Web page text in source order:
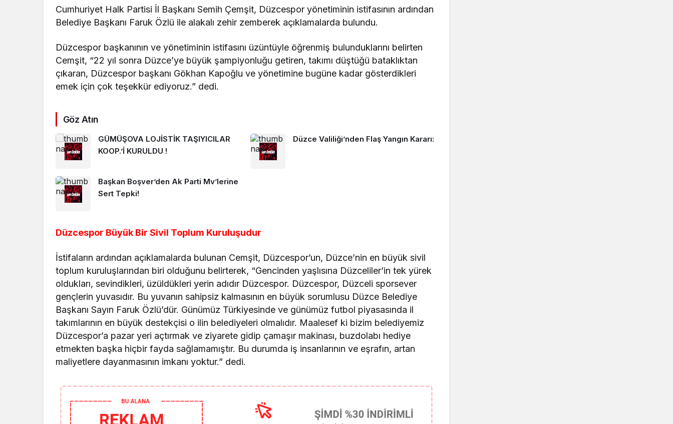
Cumhuriyet Halk Partisi İl Başkanı Semih Çemşit, Düzcespor yönetiminin istifasının ardından
Belediye Başkanı Faruk Özlü ile alakalı zehir zemberek açıklamalarda bulundu.
Düzcespor başkanının ve yönetiminin istifasını üzüntüyle öğrenmiş bulunduklarını belirten
Cemşit, “22 yıl sonra Düzce’ye büyük şampiyonluğu getiren, takımı düştüğü bataklıktan
çıkaran, Düzcespor başkanı Gökhan Kapoğlu ve yönetimine bugüne kadar gösterdikleri
emek için çok teşekkür ediyoruz.” dedi.
Göz Atın
GÜMÜŞOVA LOJİSTİK TAŞIYICILAR
KOOP.’İ KURULDU !
Düzce Valiliği’nden Flaş Yangın Kararı:
Başkan Boşver’den Ak Parti Mv’lerine
Sert Tepki!
Düzcespor Büyük Bir Sivil Toplum Kuruluşudur
İstifaların ardından açıklamalarda bulunan Cemşit, Düzcespor’un, Düzce’nin en büyük sivil
toplum kuruluşlarından biri olduğunu belirterek, “Gencinden yaşlısına Düzceliler’in tek yürek
oldukları, sevindikleri, üzüldükleri yerin adıdır Düzcespor. Düzcespor, Düzceli sporsever
gençlerin yuvasıdır. Bu yuvanın sahipsiz kalmasının en büyük sorumlusu Düzce Belediye
Başkanı Sayın Faruk Özlü’dür. Günümüz Türkiyesinde ve günümüz futbol piyasasında il
takımlarının en büyük destekçisi o ilin belediyeleri olmalıdır. Maalesef ki bizim belediyemiz
Düzcespor’a pazar yeri açtırmak ve ziyarete gidip çamaşır makinası, buzdolabı hediye
etmekten başka hiçbir fayda sağlamamıştır. Bu durumda iş insanlarının ve eşrafın, artan
maliyetlere dayanmasının imkanı yoktur.” dedi.